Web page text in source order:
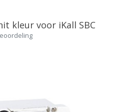
kleur voor iKall SBC